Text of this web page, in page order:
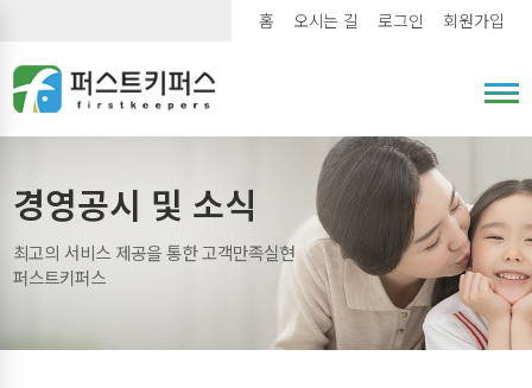
홈 오시는 길 로그인 회원가입
경영공시 및 소식
최고의 서비스 제공을 통한 고객만족실현
퍼스트키퍼스